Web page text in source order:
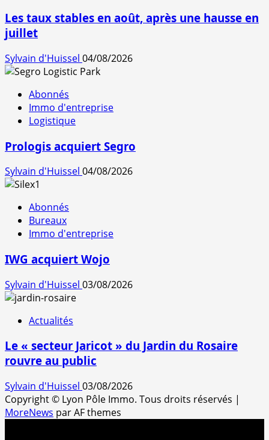
Les taux stables en août, après une hausse en
juillet
Sylvain d'Huissel 04/08/2026
Abonnés
Immo d'entreprise
Logistique
Prologis acquiert Segro
Sylvain d'Huissel 04/08/2026
Abonnés
Bureaux
Immo d'entreprise
IWG acquiert Wojo
Sylvain d'Huissel 03/08/2026
Actualités
Le « secteur Jaricot » du Jardin du Rosaire
rouvre au public
Sylvain d'Huissel 03/08/2026
Copyright © Lyon Pôle Immo. Tous droits réservés |
MoreNews par AF themes